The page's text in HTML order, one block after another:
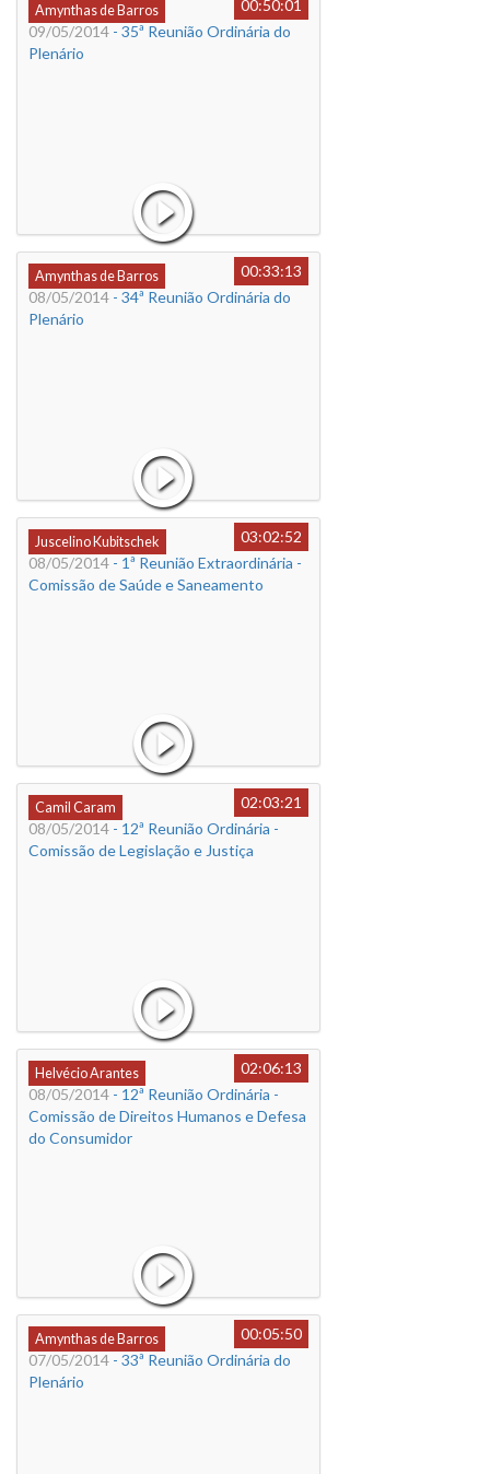
Amynthas de Barros
00:50:01
09/05/2014 - 35ª Reunião Ordinária do
Plenário
Amynthas de Barros
00:33:13
08/05/2014 - 34ª Reunião Ordinária do
Plenário
Juscelino Kubitschek
03:02:52
08/05/2014 - 1ª Reunião Extraordinária -
Comissão de Saúde e Saneamento
Camil Caram
02:03:21
08/05/2014 - 12ª Reunião Ordinária -
Comissão de Legislação e Justiça
Helvécio Arantes
02:06:13
08/05/2014 - 12ª Reunião Ordinária -
Comissão de Direitos Humanos e Defesa
do Consumidor
Amynthas de Barros
00:05:50
07/05/2014 - 33ª Reunião Ordinária do
Plenário